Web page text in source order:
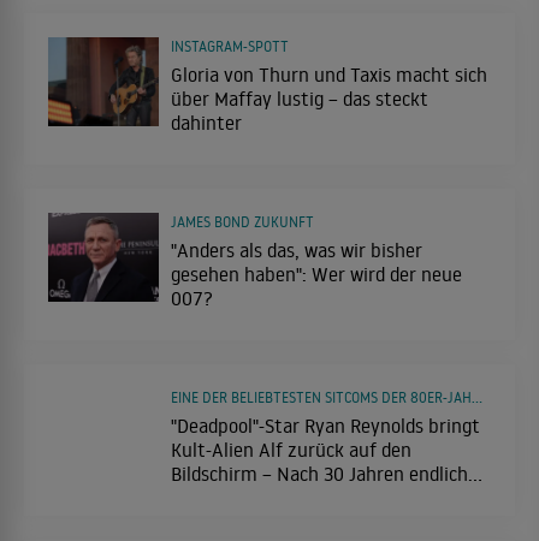
Gloria von Thurn und Taxis macht sich
über Maffay lustig – das steckt
dahinter
INSTAGRAM-SPOTT
"Anders als das, was wir bisher
gesehen haben": Wer wird der neue
007?
JAMES BOND ZUKUNFT
"Deadpool"-Star Ryan Reynolds bringt
Kult-Alien Alf zurück auf den
Bildschirm – Nach 30 Jahren endlich